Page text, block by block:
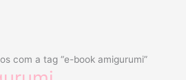
com a tag “e-book amigurumi”
por
mais